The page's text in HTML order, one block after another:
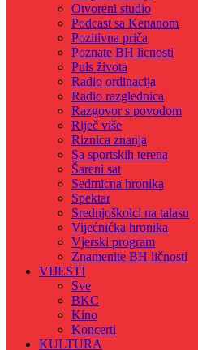
Otvoreni studio
Podcast sa Kenanom
Pozitivna priča
Poznate BH licnosti
Puls života
Radio ordinacija
Radio razglednica
Razgovor s povodom
Riječ više
Riznica znanja
Sa sportskih terena
Šareni sat
Sedmicna hronika
Spektar
Srednjoškolci na talasu
Vijećnićka hronika
Vjerski program
Znamenite BH ličnosti
VIJESTI
Sve
BKC
Kino
Koncerti
KULTURA